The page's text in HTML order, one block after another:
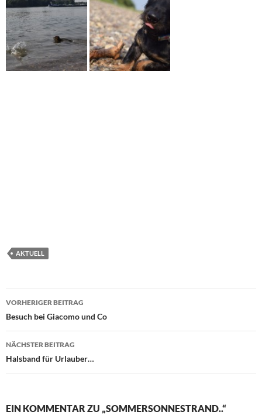
AKTUELL
Beitragsnavigation
VORHERIGER BEITRAG
Besuch bei Giacomo und Co
NÄCHSTER BEITRAG
Halsband für Urlauber…
EIN KOMMENTAR ZU „SOMMERSONNESTRAND..“